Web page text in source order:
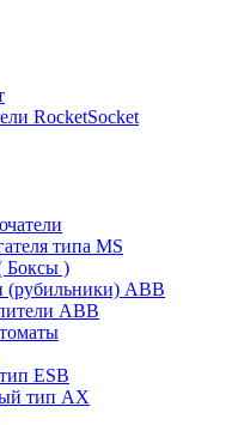
RocketSocket
типа MS
Боксы )
(рубильники) ABB
ABB
ESB
тип AX